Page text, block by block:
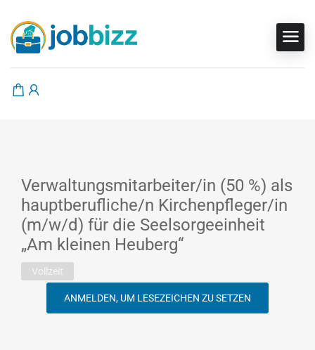
Verwaltungsmitarbeiter/in (50 %) als
hauptberufliche/n Kirchenpfleger/in
(m/w/d) für die Seelsorgeeinheit
„Am kleinen Heuberg“
Vollzeit
ANMELDEN, UM LESEZEICHEN ZU SETZEN